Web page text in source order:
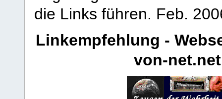
die Links führen. Feb.
Linkempfehlung -
von-net.net